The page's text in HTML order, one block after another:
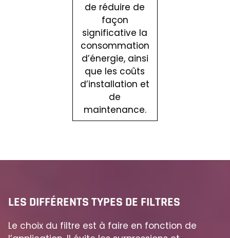
de réduire de
façon
significative la
consommation
d’énergie, ainsi
que les coûts
d’installation et
de
maintenance.
LES DIFFÉRENTS TYPES DE FILTRES
Le choix du filtre est à faire en fonction de